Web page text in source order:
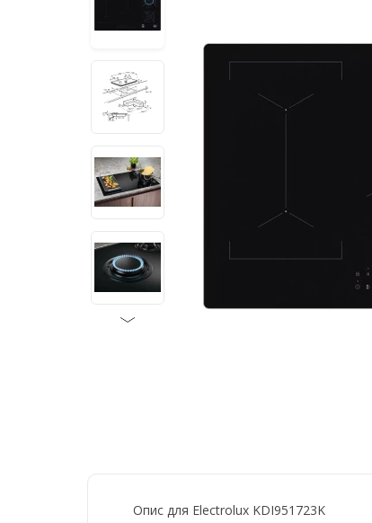
Опис для Electrolux KDI951723K